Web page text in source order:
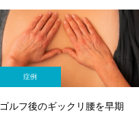
症例
ゴルフ後のギックリ腰を早期